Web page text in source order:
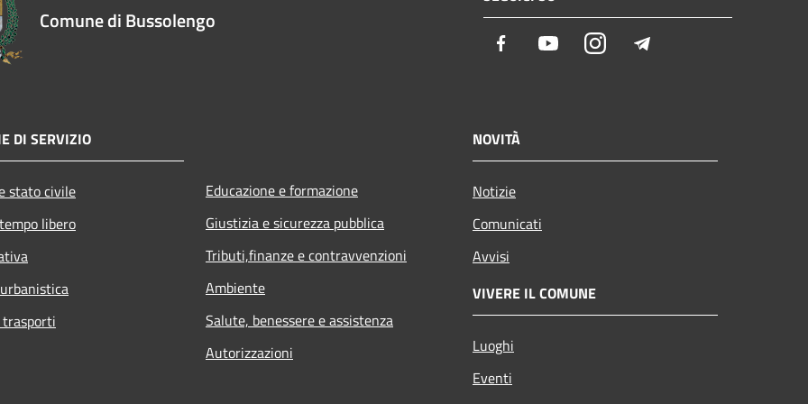
Comune di Bussolengo
Facebook YoutubeInstagram
DI SERVIZIO
stato civile
libero
Educazione e formazione
Giustizia e sicurezza pubblica
Tributi,finanze e contravvenzioni
Ambiente
Salute, benessere e assistenza
Autorizzazioni
NOVITÀ
Notizie
Comunicati
Avvisi
VIVERE IL COMUNE
Luoghi
Eventi